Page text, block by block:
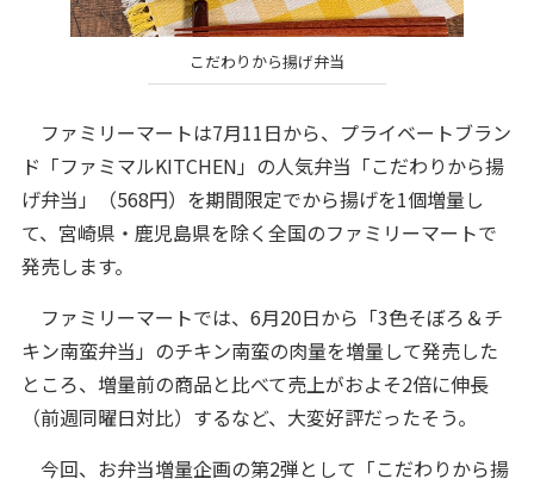
こだわりから揚げ弁当
ファミリーマートは7月11日から、プライベートブラン
ド「ファミマルKITCHEN」の人気弁当「こだわりから揚
げ弁当」（568円）を期間限定でから揚げを1個増量し
て、宮崎県・鹿児島県を除く全国のファミリーマートで
発売します。
ファミリーマートでは、6月20日から「3色そぼろ＆チ
キン南蛮弁当」のチキン南蛮の肉量を増量して発売した
ところ、増量前の商品と比べて売上がおよそ2倍に伸長
（前週同曜日対比）するなど、大変好評だったそう。
今回、お弁当増量企画の第2弾として「こだわりから揚